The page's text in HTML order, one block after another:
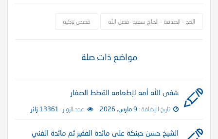
الحج - الصدقة - الحاج سعيد -فضل الله قصص تزكية
مواضع ذات صلة
شفى الله أمه لإطعامه القطط الصغار
تاريخ الإضافة : 9 مارس, 2026 عدد الزوار : 13361 زائر
الشيخ حسن حبنكة على مائدة الفقير ثم مائدة الغني